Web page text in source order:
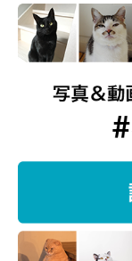
「北海道胆振東
ておらず、家に
普段食べてるも
もあったので水
仕方なく、あま
ーをあげました
「台風で3日間
中症やストレス
かべてみたり